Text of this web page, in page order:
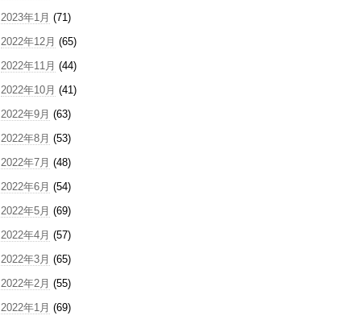
2023年1月 (71)
2022年12月 (65)
2022年11月 (44)
2022年10月 (41)
2022年9月 (63)
2022年8月 (53)
2022年7月 (48)
2022年6月 (54)
2022年5月 (69)
2022年4月 (57)
2022年3月 (65)
2022年2月 (55)
2022年1月 (69)